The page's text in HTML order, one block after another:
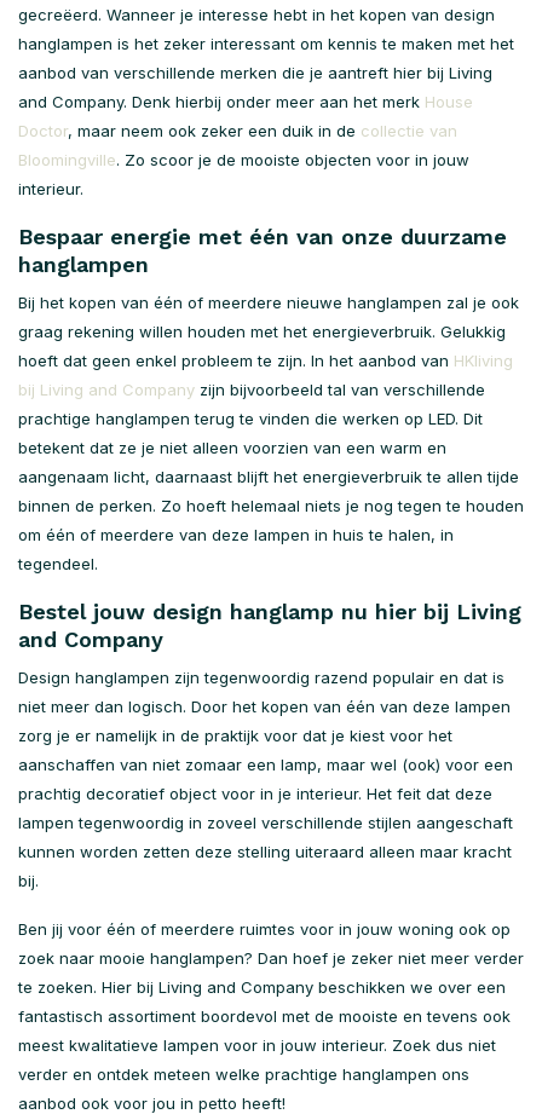
gecreëerd. Wanneer je interesse hebt in het kopen van design
hanglampen is het zeker interessant om kennis te maken met het
aanbod van verschillende merken die je aantreft hier bij Living
and Company. Denk hierbij onder meer aan het merk House
Doctor, maar neem ook zeker een duik in de collectie van
Bloomingville. Zo scoor je de mooiste objecten voor in jouw
interieur.
Bespaar energie met één van onze duurzame
hanglampen
Bij het kopen van één of meerdere nieuwe hanglampen zal je ook
graag rekening willen houden met het energieverbruik. Gelukkig
hoeft dat geen enkel probleem te zijn. In het aanbod van HKliving
bij Living and Company zijn bijvoorbeeld tal van verschillende
prachtige hanglampen terug te vinden die werken op LED. Dit
betekent dat ze je niet alleen voorzien van een warm en
aangenaam licht, daarnaast blijft het energieverbruik te allen tijde
binnen de perken. Zo hoeft helemaal niets je nog tegen te houden
om één of meerdere van deze lampen in huis te halen, in
tegendeel.
Bestel jouw design hanglamp nu hier bij Living
and Company
Design hanglampen zijn tegenwoordig razend populair en dat is
niet meer dan logisch. Door het kopen van één van deze lampen
zorg je er namelijk in de praktijk voor dat je kiest voor het
aanschaffen van niet zomaar een lamp, maar wel (ook) voor een
prachtig decoratief object voor in je interieur. Het feit dat deze
lampen tegenwoordig in zoveel verschillende stijlen aangeschaft
kunnen worden zetten deze stelling uiteraard alleen maar kracht
bij.
Ben jij voor één of meerdere ruimtes voor in jouw woning ook op
zoek naar mooie hanglampen? Dan hoef je zeker niet meer verder
te zoeken. Hier bij Living and Company beschikken we over een
fantastisch assortiment boordevol met de mooiste en tevens ook
meest kwalitatieve lampen voor in jouw interieur. Zoek dus niet
verder en ontdek meteen welke prachtige hanglampen ons
aanbod ook voor jou in petto heeft!